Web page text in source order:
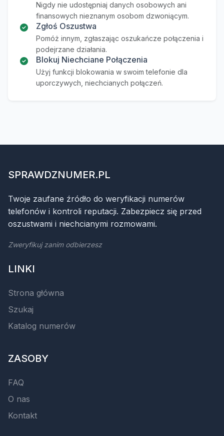
Nigdy nie udostępniaj danych osobowych ani
finansowych nieznanym osobom dzwoniącym.
Zgłoś Oszustwa
Pomóż innym, zgłaszając oszukańcze połączenia i
podejrzane działania.
Blokuj Niechciane Połączenia
Użyj funkcji blokowania w swoim telefonie dla
uporczywych, niechcianych połączeń.
SPRAWDZNUMER.PL
Twoje zaufane źródło do weryfikacji numerów
telefonów i kontroli reputacji. Zabezpiecz się przed
oszustwami i niechcianymi rozmowami.
Zweryfikuj zanim odbierzesz
LINKI
Strona główna
Szukaj
Katalog numerów
ZASOBY
FAQ
O nas
Kontakt